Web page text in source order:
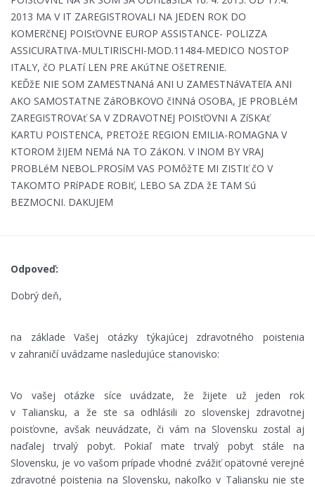
2013 MA V IT ZAREGISTROVALI NA JEDEN ROK DO
KOMERčNEJ POISťOVNE EUROP ASSISTANCE- POLIZZA
ASSICURATIVA-MULTIRISCHI-MOD.11484-MEDICO NOSTOP
ITALY, čO PLATí LEN PRE AKúTNE OšETRENIE.
KEĎžE NIE SOM ZAMESTNANá ANI U ZAMESTNáVATEľA ANI
AKO SAMOSTATNE ZáROBKOVO čINNá OSOBA, JE PROBLéM
ZAREGISTROVAť SA V ZDRAVOTNEJ POISťOVNI A ZíSKAť
KARTU POISTENCA, PRETOžE REGION EMILIA-ROMAGNA V
KTOROM žIJEM NEMá NA TO ZáKON. V INOM BY VRAJ
PROBLéM NEBOL.PROSíM VAS POMôžTE MI ZISTIť čO V
TAKOMTO PRíPADE ROBIť, LEBO SA ZDA žE TAM Sú
BEZMOCNI. DAKUJEM
Odpoveď:
Dobrý deň,
na základe Vašej otázky týkajúcej zdravotného poistenia
v zahraničí uvádzame nasledujúce stanovisko:
Vo vašej otázke síce uvádzate, že žijete už jeden rok
v Taliansku, a že ste sa odhlásili zo slovenskej zdravotnej
poisťovne, avšak neuvádzate, či vám na Slovensku zostal aj
naďalej trvalý pobyt. Pokiaľ mate trvalý pobyt stále na
Slovensku, je vo vašom prípade vhodné zvážiť opätovné verejné
zdravotné poistenia na Slovensku, nakoľko v Taliansku nie ste